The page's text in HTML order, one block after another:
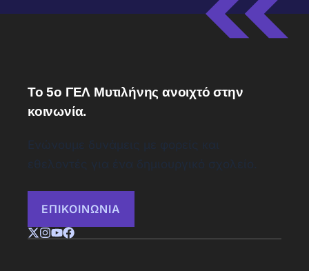
Το 5ο ΓΕΛ Μυτιλήνης ανοιχτό στην
κοινωνία.
Ενώνουμε δυνάμεις με φορείς και
εθελοντές για ένα δημιουργικό σχολείο.
ΕΠΙΚΟΙΝΩΝΙΑ